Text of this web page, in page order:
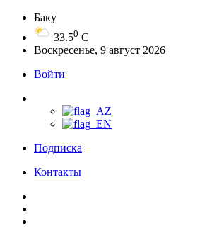
Баку
33.50 C
Воскресенье, 9 август 2026
Войти
Подписка
Контакты